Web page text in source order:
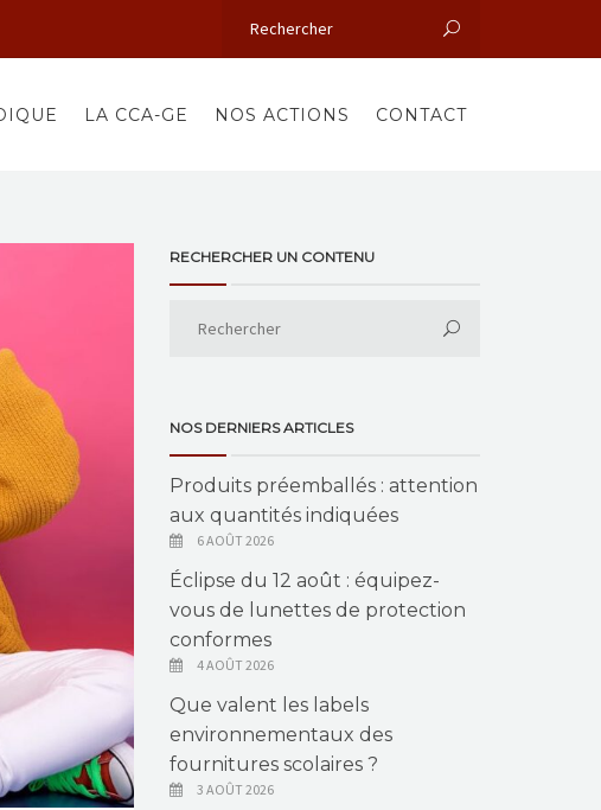
LA CCA-GE NOS ACTIONS CONTACT
RECHERCHER UN CONTENU
NOS DERNIERS ARTICLES
Produits préemballés : attention
aux quantités indiquées
6 AOÛT 2026
Éclipse du 12 août : équipez-
vous de lunettes de protection
conformes
4 AOÛT 2026
Que valent les labels
environnementaux des
fournitures scolaires ?
3 AOÛT 2026